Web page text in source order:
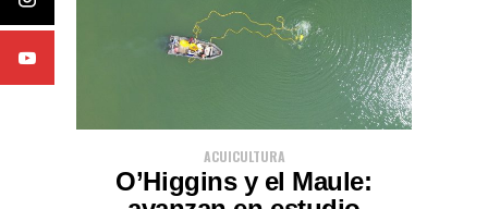
ACUICULTURA
O’Higgins y el Maule: